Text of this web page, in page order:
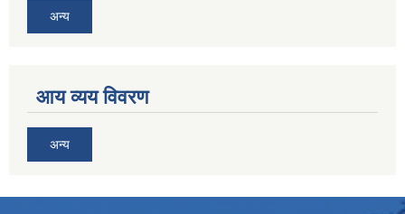
अन्य
आय व्यय विवरण
अन्य